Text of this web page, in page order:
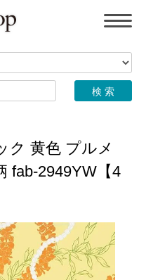
ク 黄色 プルメ
fab-2949YW【4